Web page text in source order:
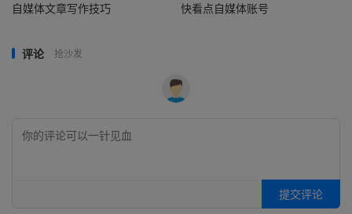
自媒体文章写作技巧 快看点自媒体账号
评论 抢沙发
提交评论